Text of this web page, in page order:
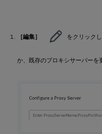
［編集］ をクリック
か、既存のプロキシサーバーを